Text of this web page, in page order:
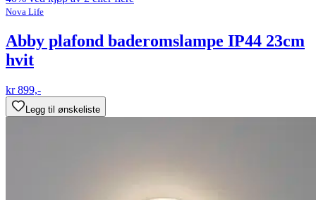
Nova Life
Abby plafond baderomslampe IP44 23cm
hvit
kr 899,-
Legg til ønskeliste